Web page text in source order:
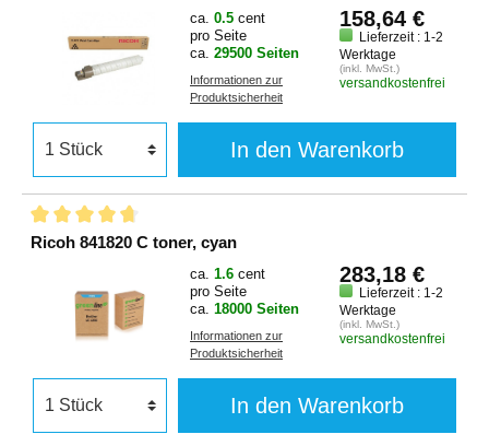
ca. 0.5 cent
pro Seite
ca. 29500 Seiten
Informationen zur
Produktsicherheit
158,64 €
Lieferzeit : 1-2
Werktage
(inkl. MwSt.)
versandkostenfrei
In den Warenkorb
Ricoh 841820 C toner, cyan
ca. 1.6 cent
pro Seite
ca. 18000 Seiten
Informationen zur
Produktsicherheit
283,18 €
Lieferzeit : 1-2
Werktage
(inkl. MwSt.)
versandkostenfrei
In den Warenkorb